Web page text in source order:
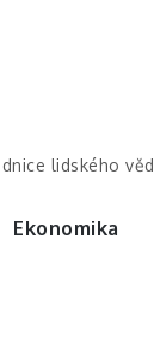
lidského
Ekonomika